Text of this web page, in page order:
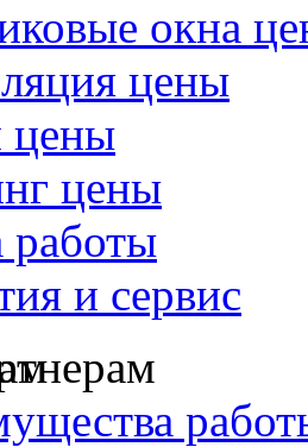
окна
цены
цены
цены
работы
и сервис